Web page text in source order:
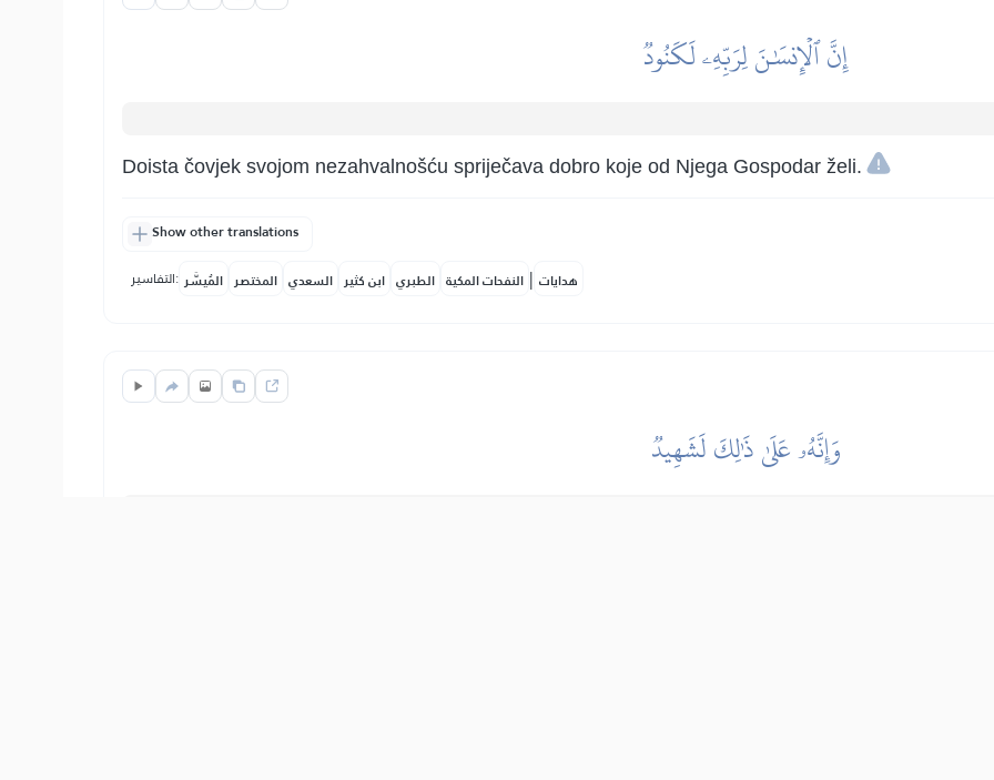
إِنَّ ٱلۡإِنسَٰنَ لِرَبِّهِۦ لَكَنُودٞ
Doista čovjek svojom nezahvalnošću spriječava dobro koje od Njega Gospodar želi.
Show other translations
التفاسير: المُيسَّر المختصر السعدي ابن كثير الطبري النفحات المكية | هدايات
وَإِنَّهُۥ عَلَىٰ ذَٰلِكَ لَشَهِيدٞ